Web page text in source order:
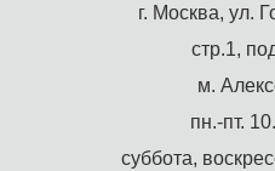
г. Москва, ул.
стр.1,
м.
пн.-пт.
суббота,